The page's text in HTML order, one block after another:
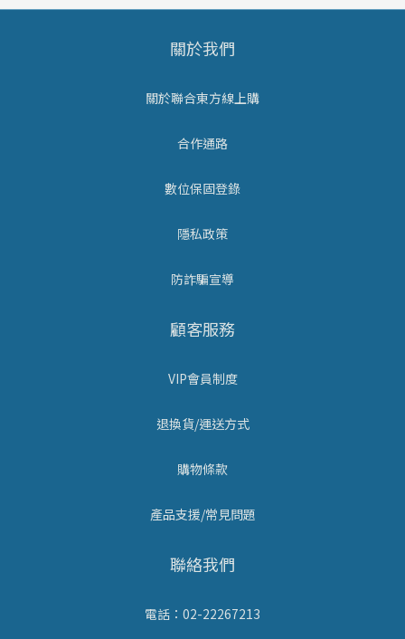
關於我們
關於聯合東方線上購
合作通路
數位保固登錄
隱私政策
防詐騙宣導
顧客服務
VIP會員制度
退換貨/運送方式
購物條款
產品支援/常見問題
聯絡我們
電話：02-22267213